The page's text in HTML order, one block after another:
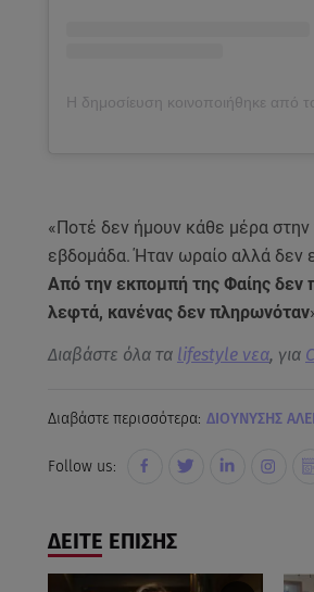
Η δημοσίευση κοινοποιήθηκε από
«Ποτέ δεν ήμουν κάθε μέρα
εβδομάδα. Ήταν ωραίο αλλά δεν
Από την εκπομπή της Φαίης δεν
λεφτά, κανένας δεν πληρωνόταν
Διαβάστε όλα τα lifestyle νεα, για
Διαβάστε περισσότερα: ΔΙΟΥΝΥΣΗΣ
Follow us:
ΔΕΙΤΕ ΕΠΙΣΗΣ